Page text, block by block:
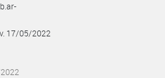
17/05/2022